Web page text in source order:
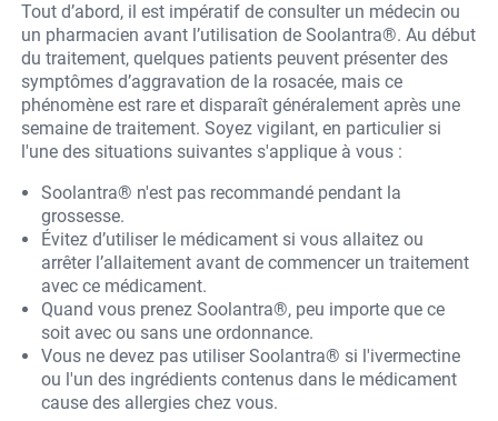
Tout d’abord, il est impératif de consulter un médecin ou
un pharmacien avant l’utilisation de Soolantra®. Au début
du traitement, quelques patients peuvent présenter des
symptômes d’aggravation de la rosacée, mais ce
phénomène est rare et disparaît généralement après une
semaine de traitement. Soyez vigilant, en particulier si
l'une des situations suivantes s'applique à vous :
Soolantra® n'est pas recommandé pendant la
grossesse.
Évitez d’utiliser le médicament si vous allaitez ou
arrêter l’allaitement avant de commencer un traitement
avec ce médicament.
Quand vous prenez Soolantra®, peu importe que ce
soit avec ou sans une ordonnance.
Vous ne devez pas utiliser Soolantra® si l'ivermectine
ou l'un des ingrédients contenus dans le médicament
cause des allergies chez vous.